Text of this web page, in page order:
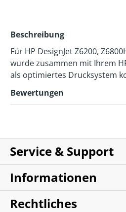
Beschreibung
Für HP DesignJet Z6200,
wurde zusammen mit Ihrem
als optimiertes Drucksystem
Bewertungen
Service & Support
Informationen
Rechtliches